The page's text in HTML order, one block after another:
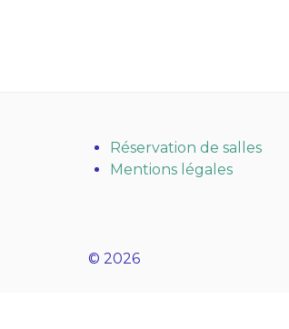
Réservation de salles
Mentions légales
© 2026